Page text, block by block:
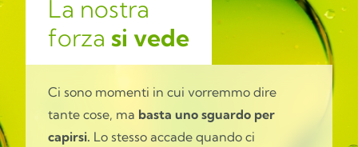
La nostra
forza si vede
Ci sono momenti in cui vorremmo dire
tante cose, ma basta uno sguardo per
capirsi. Lo stesso accade quando ci